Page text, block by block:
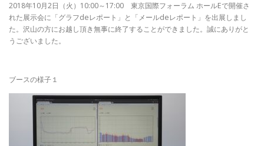
2018年10月2日（火）10:00～17:00 東京国際フォーラム ホールEで開催さ
れた展示会に「グラフdeレポート」と「メールdeレポート」を出展しまし
た。沢山の方にお越し頂き無事に終了することができました。誠にありがと
うございました。
ブースの様子１